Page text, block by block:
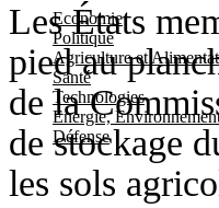
Economie
Politique
Agriculture et
Santé
Technologies
Energie,
Défense
Les États
pied au
de la
de stockage
les sols